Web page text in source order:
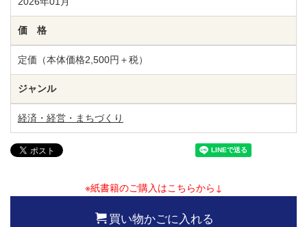
価 格
定価（本体価格2,500円＋税）
ジャンル
経済・経営・まちづくり
※紙書籍のご購入はこちらから↓
買い物かごに入れる